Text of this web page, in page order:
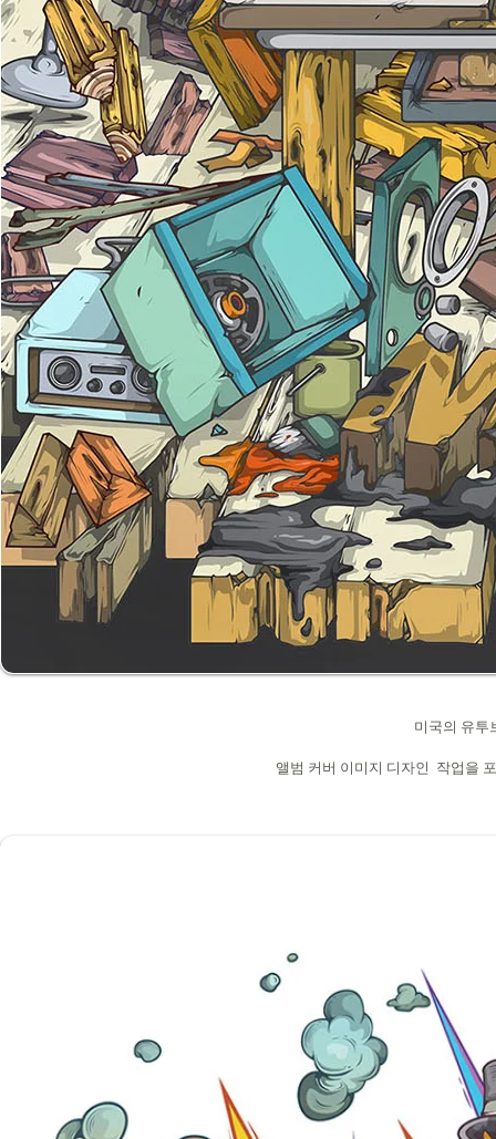
미국의 유투
앨범 커버 이미지 디자인 작업을